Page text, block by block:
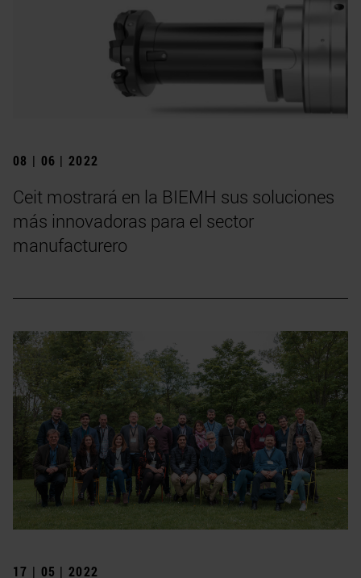
08 | 06 | 2022
Ceit mostrará en la BIEMH sus soluciones
más innovadoras para el sector
manufacturero
17 | 05 | 2022